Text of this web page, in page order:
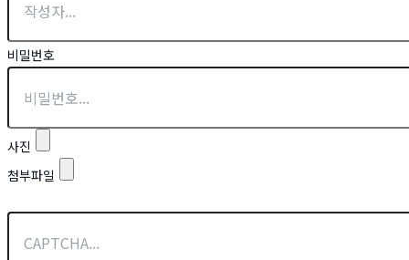
비밀번호
사진
첨부파일